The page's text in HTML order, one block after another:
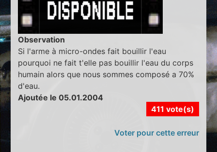
Observation
Si l'arme à micro-ondes fait bouillir l'eau
pourquoi ne fait t'elle pas bouillir l'eau du corps
humain alors que nous sommes composé a 70%
d'eau.
Ajoutée le 05.01.2004
411 vote(s)
Voter pour cette erreur